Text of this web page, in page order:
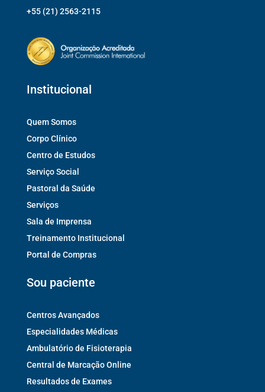
+55 (21) 2563-2115
Institucional
Quem Somos
Corpo Clínico
Centro de Estudos
Serviço Social
Pastoral da Saúde
Serviços
Sala de Imprensa
Treinamento Institucional
Portal de Compras
Sou paciente
Centros Avançados
Especialidades Médicas
Ambulatório de Fisioterapia
Central de Marcação Online
Resultados de Exames